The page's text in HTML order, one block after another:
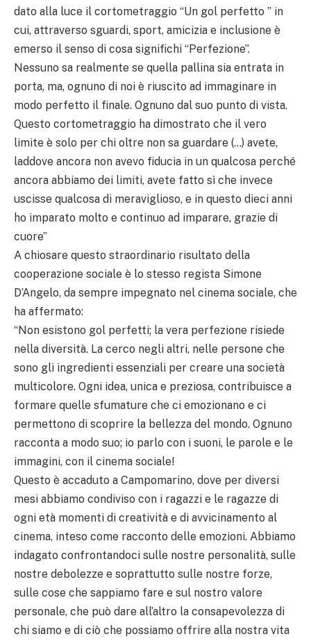
dato alla luce il cortometraggio “Un gol perfetto ” in
cui, attraverso sguardi, sport, amicizia e inclusione è
emerso il senso di cosa significhi “Perfezione”.
Nessuno sa realmente se quella pallina sia entrata in
porta, ma, ognuno di noi è riuscito ad immaginare in
modo perfetto il finale. Ognuno dal suo punto di vista.
Questo cortometraggio ha dimostrato che il vero
limite è solo per chi oltre non sa guardare (…) avete,
laddove ancora non avevo fiducia in un qualcosa perché
ancora abbiamo dei limiti, avete fatto sì che invece
uscisse qualcosa di meraviglioso, e in questo dieci anni
ho imparato molto e continuo ad imparare, grazie di
cuore”
A chiosare questo straordinario risultato della
cooperazione sociale è lo stesso regista Simone
D’Angelo, da sempre impegnato nel cinema sociale, che
ha affermato:
“Non esistono gol perfetti; la vera perfezione risiede
nella diversità. La cerco negli altri, nelle persone che
sono gli ingredienti essenziali per creare una società
multicolore. Ogni idea, unica e preziosa, contribuisce a
formare quelle sfumature che ci emozionano e ci
permettono di scoprire la bellezza del mondo. Ognuno
racconta a modo suo; io parlo con i suoni, le parole e le
immagini, con il cinema sociale!
Questo è accaduto a Campomarino, dove per diversi
mesi abbiamo condiviso con i ragazzi e le ragazze di
ogni età momenti di creatività e di avvicinamento al
cinema, inteso come racconto delle emozioni. Abbiamo
indagato confrontandoci sulle nostre personalità, sulle
nostre debolezze e soprattutto sulle nostre forze,
sulle cose che sappiamo fare e sul nostro valore
personale, che può dare all’altro la consapevolezza di
chi siamo e di ciò che possiamo offrire alla nostra vita